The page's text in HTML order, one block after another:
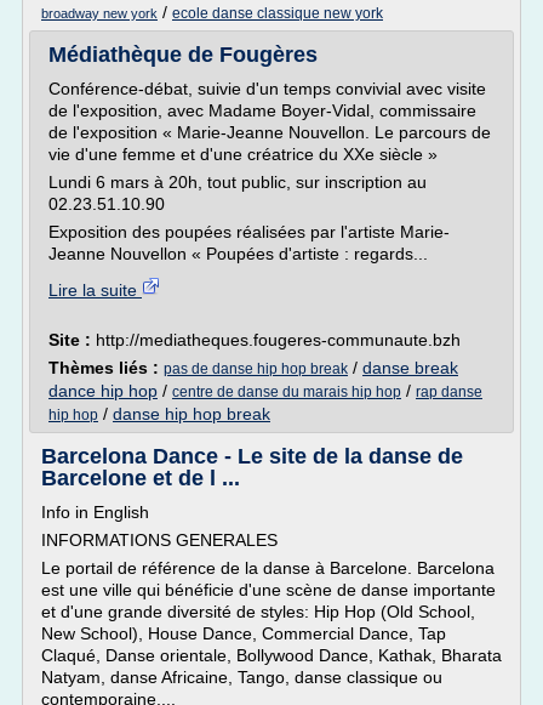
broadway new york / ecole danse classique new york
Médiathèque de Fougères
Conférence-débat, suivie d'un temps convivial avec visite
de l'exposition, avec Madame Boyer-Vidal, commissaire
de l'exposition « Marie-Jeanne Nouvellon. Le parcours de
vie d'une femme et d'une créatrice du XXe siècle »
Lundi 6 mars à 20h, tout public, sur inscription au
02.23.51.10.90
Exposition des poupées réalisées par l'artiste Marie-
Jeanne Nouvellon « Poupées d'artiste : regards...
Lire la suite
Site : http://mediatheques.fougeres-communaute.bzh
Thèmes liés : pas de danse hip hop break / danse break
dance hip hop / centre de danse du marais hip hop / rap danse
hip hop / danse hip hop break
Barcelona Dance - Le site de la danse de
Barcelone et de l ...
Info in English
INFORMATIONS GENERALES
Le portail de référence de la danse à Barcelone. Barcelona
est une ville qui bénéficie d'une scène de danse importante
et d'une grande diversité de styles: Hip Hop (Old School,
New School), House Dance, Commercial Dance, Tap
Claqué, Danse orientale, Bollywood Dance, Kathak, Bharata
Natyam, danse Africaine, Tango, danse classique ou
contemporaine,...